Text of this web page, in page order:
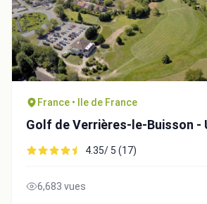
France • Ile de France
Golf de Verrières-le-Buisson -
4.35/ 5 (17)
6,683 vues